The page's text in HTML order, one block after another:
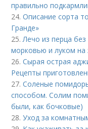
правильно
24.Описание сорта
Гранде»
25.Лечо из перца
морковью и луком на
26.Сырая острая
Рецепты
27.Соленые
способом. Солим
были, как бочковые)
28.Уход за